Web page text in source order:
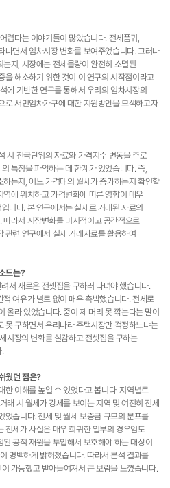
렵다는 이야기들이 많았습니다. 전세품귀,
나면서 임차시장 변화를 보여주었습니다. 그러나
지, 시장에는 전세물량이 완전히 소멸된
을 해소하기 위한 것이 이 연구의 시작점이라고
에 기반한 연구를 통해서 우리의 임차시장의
로 서민임차가구에 대한 지원방안을 모색하고자
시 전국단위의 자료와 가격지수 변동을 주로
특징을 파악하는 데 한계가 있었습니다. 즉,
는지, 어느 가격대의 월세가 증가하는지 확인할
에 위치하고 가격변화에 따른 영향이 매우
니다. 본 연구에서는 실제로 거래된 자료의
라서 시장변화를 미시적이고 공간적으로
관련 연구에서 실제 거래자료를 활용하여
드는?
서 새로운 전셋집을 구하러 다녀야 했습니다.
여유가 별로 없이 매우 촉박했습니다. 전세로
올라 있었습니다. 중이 제 머리 못 깎는다는 말이
못 구하면서 우리나라 주택시장만 걱정하느냐는
시장의 변화를 실감하고 전셋집을 구하는
.
웠던 점은?
한 이해를 높일 수 있었다고 봅니다. 지역별로
래 시 월세가 강세를 보이는 지역 및 여전히 전세
었습니다. 전세 및 월세 보증금 규모의 분포를
전세가 사실은 매우 희귀한 일부의 경우임도
공적 재원을 투입해서 보호해야 하는 대상이
명백하게 밝혀졌습니다. 따라서 분석 결과를
가능했고 받아들여져서 큰 보람을 느꼈습니다.